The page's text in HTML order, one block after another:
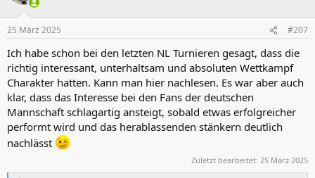
25 März 2025 #207
Ich habe schon bei den letzten NL Turnieren gesagt, dass die
richtig interessant, unterhaltsam und absoluten Wettkampf
Charakter hatten. Kann man hier nachlesen. Es war aber auch
klar, dass das Interesse bei den Fans der deutschen
Mannschaft schlagartig ansteigt, sobald etwas erfolgreicher
performt wird und das herablassenden stänkern deutlich
nachlässt
Zuletzt bearbeitet: 25 März 2025